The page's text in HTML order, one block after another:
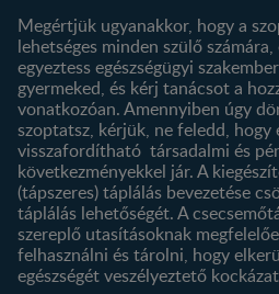
Megértjük ugyanakkor, hogy a
lehetséges minden szülő
egyeztess egészségügyi
gyermeked, és kérj tanácsot a
vonatkozóan. Amennyiben úgy
szoptatsz, kérjük, ne feledd, hogy
visszafordítható társadalmi és
következményekkel jár. A
(tápszeres) táplálás bevezetése
táplálás lehetőségét. A
szereplő utasításoknak
felhasználni és tárolni, hogy
egészségét veszélyeztető